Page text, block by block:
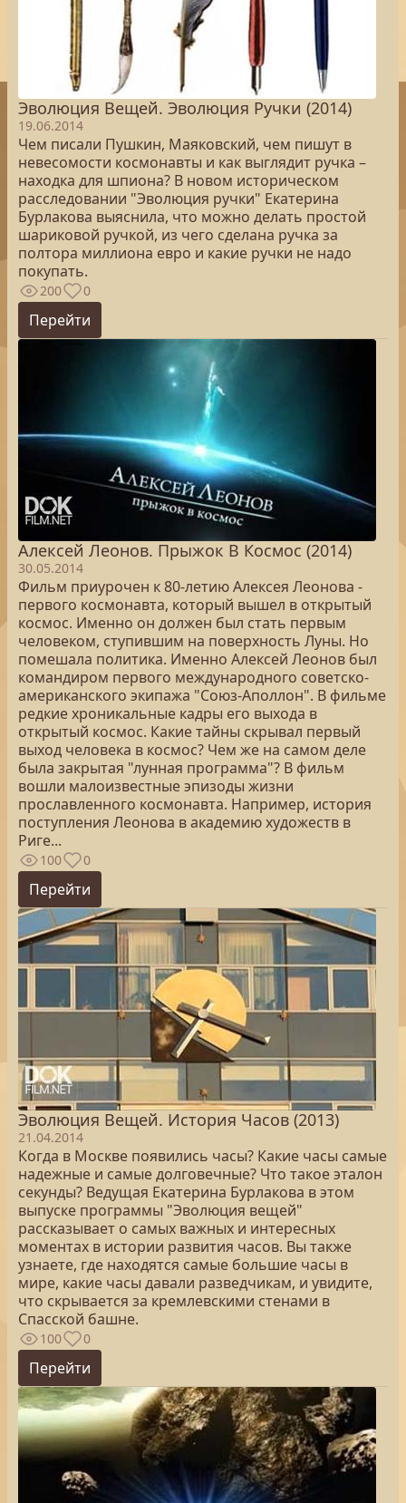
Эволюция Вещей. Эволюция Ручки (2014)
19.06.2014
Чем писали Пушкин, Маяковский, чем пишут в
невесомости космонавты и как выглядит ручка –
находка для шпиона? В новом историческом
расследовании "Эволюция ручки" Екатерина
Бурлакова выяснила, что можно делать простой
шариковой ручкой, из чего сделана ручка за
полтора миллиона евро и какие ручки не надо
покупать.
200 0
Перейти
Алексей Леонов. Прыжок В Космос (2014)
30.05.2014
Фильм приурочен к 80-летию Алексея Леонова -
первого космонавта, который вышел в открытый
космос. Именно он должен был стать первым
человеком, ступившим на поверхность Луны. Но
помешала политика. Именно Алексей Леонов был
командиром первого международного советско-
американского экипажа "Союз-Аполлон". В фильме
редкие хроникальные кадры его выхода в
открытый космос. Какие тайны скрывал первый
выход человека в космос? Чем же на самом деле
была закрытая "лунная программа"? В фильм
вошли малоизвестные эпизоды жизни
прославленного космонавта. Например, история
поступления Леонова в академию художеств в
Риге...
100 0
Перейти
Эволюция Вещей. История Часов (2013)
21.04.2014
Когда в Москве появились часы? Какие часы самые
надежные и самые долговечные? Что такое эталон
секунды? Ведущая Екатерина Бурлакова в этом
выпуске программы "Эволюция вещей"
рассказывает о самых важных и интересных
моментах в истории развития часов. Вы также
узнаете, где находятся самые большие часы в
мире, какие часы давали разведчикам, и увидите,
что скрывается за кремлевскими стенами в
Спасской башне.
100 0
Перейти